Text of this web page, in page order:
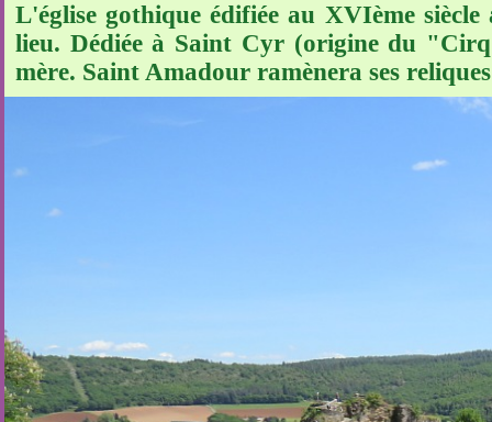
L'église gothique édifiée au XVIème
lieu. Dédiée à Saint Cyr (origine du
mère. Saint Amadour ramènera ses